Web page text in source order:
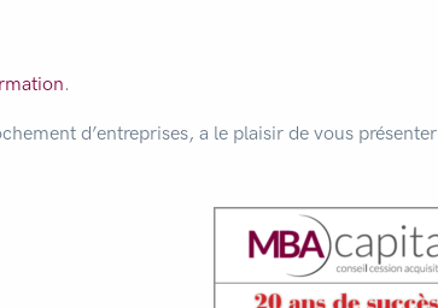
.
d’entreprises, a le plaisir de vous présenter